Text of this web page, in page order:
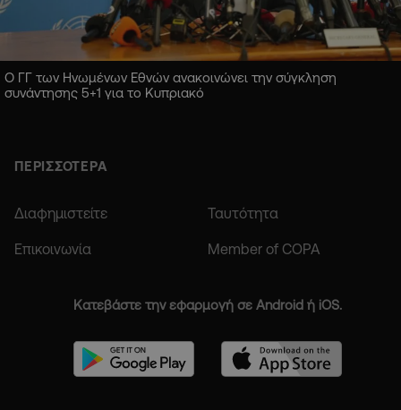
Ο ΓΓ των Ηνωμένων Εθνών ανακοινώνει την σύγκληση
συνάντησης 5+1 για το Κυπριακό
ΠΕΡΙΣΣΟΤΕΡΑ
Διαφημιστείτε Ταυτότητα
Επικοινωνία Member of COPA
Κατεβάστε την εφαρμογή σε Android ή iOS.